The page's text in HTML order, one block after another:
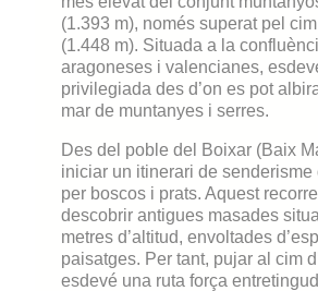
(1.393 m), només superat pel
(1.448 m). Situada a la
aragoneses i valencianes,
privilegiada des d’on es pot
mar de muntanyes i serres.
Des del poble del Boixar (Baix
iniciar un itinerari de senderisme
per boscos i prats. Aquest
descobrir antigues masades
metres d’altitud, envoltades
paisatges. Per tant, pujar al cim
esdevé una ruta força